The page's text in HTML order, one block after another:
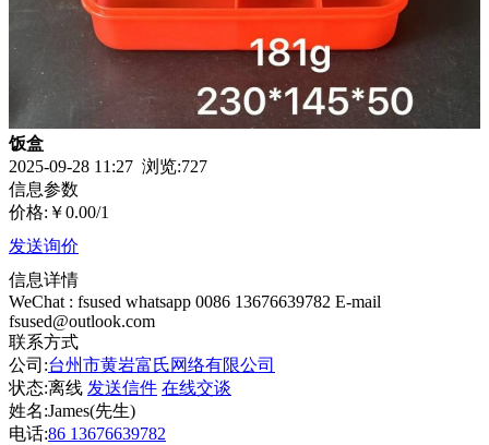
饭盒
2025-09-28 11:27 浏览:727
信息参数
价格: ￥0.00/1
发送询价
信息详情
WeChat : fsused whatsapp 0086 13676639782 E-mail
fsused@outlook.com
联系方式
公司:台州市黄岩富氏网络有限公司
状态:离线 发送信件 在线交谈
姓名:James(先生)
电话:86 13676639782